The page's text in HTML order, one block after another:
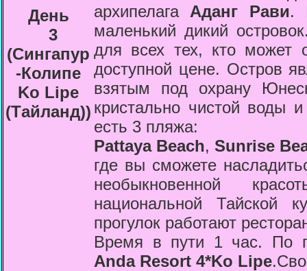
День
3
(Сингапур
-Колипе
Ko Lipe
(Tайланд))
архипелага Аданг Рави.
маленький дикий
для всех тех, кто может
доступной цене. Остров
взятым под охрану
кристально чистой воды
есть 3 пляжа:
Pattaya Beach, Sunrise
где вы сможете
необыкновенной
национальной
прогулок работают
Время в пути 1 час. По
Anda Resort 4*Ko Lipe